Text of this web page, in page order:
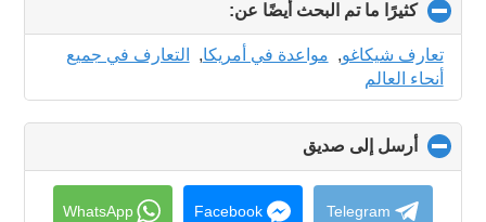
كثيرًا ما تم البحث أيضًا عن:
to
collapse
تعارف شيكاغو, مواعدة في أمريكا,
التعارف في جميع
أنحاء العالم
أرسل إلى صديق
to
collapse
contents
Telegram
Facebook
WhatsApp